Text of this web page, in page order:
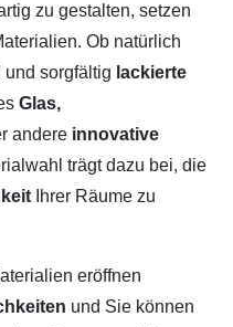
zu gestalten, setzen
Ob natürlich
und sorgfältig lackierte
Glas,
andere innovative
trägt dazu bei, die
Ihrer Räume zu
eröffnen
und Sie können